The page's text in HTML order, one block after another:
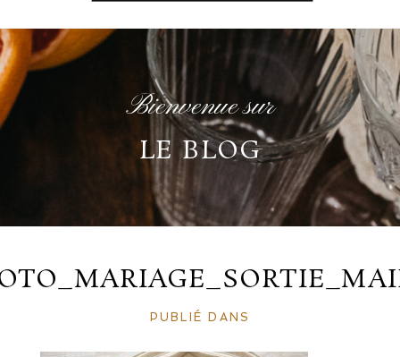
Bienvenue sur
LE BLOG
PUBLIÉ DANS